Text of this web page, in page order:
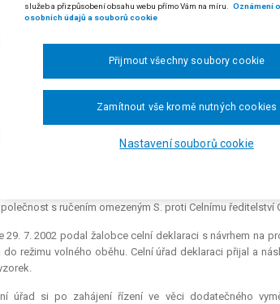
9 zákona č. 337/1992 Sb., o správě daní a poplatků (v
že celně technické laboratoře [§ 3 odst.
organizační struktury celní správy, sama o sobě
vypracované celně technickými
síly než znalecké posudky, a to ani v případě,
uvedených v celní deklaraci (složení
č. 337/1992 Sb., o správě daní a poplatků.
a může být jinými důkazními prostředky -
Nejvyššího správního soudu ze dne 24. 10. 2007, čj.
s ručením omezeným S. proti Celnímu
29. 7. 2002 podal žalobce celní deklaraci s návrhem na
do režimu volného oběhu. Celní úřad deklaraci přijal a
úřad si po zahájení řízení ve věci dodatečného
služeb a přizpůsobení obsahu webu přímo Vám na míru.
Oznámení
osobních údajů a souborů cookie
Nastavení souborů cookie
Zamítnout vše kromě nutných cookies
Přijmout všechny soubory cookie